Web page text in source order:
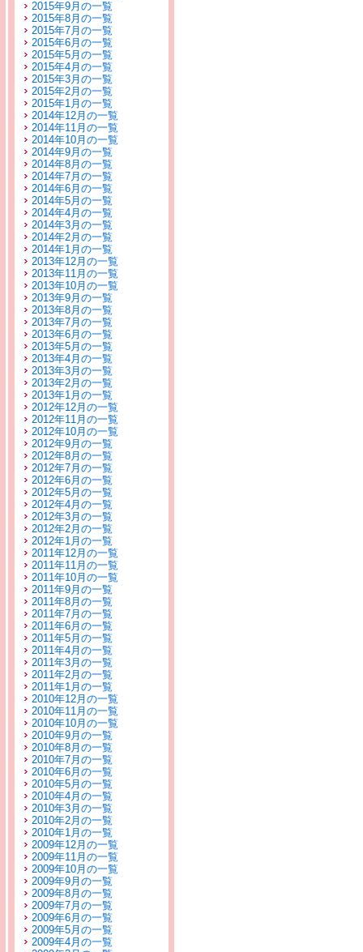
2015年9月の一覧
2015年8月の一覧
2015年7月の一覧
2015年6月の一覧
2015年5月の一覧
2015年4月の一覧
2015年3月の一覧
2015年2月の一覧
2015年1月の一覧
2014年12月の一覧
2014年11月の一覧
2014年10月の一覧
2014年9月の一覧
2014年8月の一覧
2014年7月の一覧
2014年6月の一覧
2014年5月の一覧
2014年4月の一覧
2014年3月の一覧
2014年2月の一覧
2014年1月の一覧
2013年12月の一覧
2013年11月の一覧
2013年10月の一覧
2013年9月の一覧
2013年8月の一覧
2013年7月の一覧
2013年6月の一覧
2013年5月の一覧
2013年4月の一覧
2013年3月の一覧
2013年2月の一覧
2013年1月の一覧
2012年12月の一覧
2012年11月の一覧
2012年10月の一覧
2012年9月の一覧
2012年8月の一覧
2012年7月の一覧
2012年6月の一覧
2012年5月の一覧
2012年4月の一覧
2012年3月の一覧
2012年2月の一覧
2012年1月の一覧
2011年12月の一覧
2011年11月の一覧
2011年10月の一覧
2011年9月の一覧
2011年8月の一覧
2011年7月の一覧
2011年6月の一覧
2011年5月の一覧
2011年4月の一覧
2011年3月の一覧
2011年2月の一覧
2011年1月の一覧
2010年12月の一覧
2010年11月の一覧
2010年10月の一覧
2010年9月の一覧
2010年8月の一覧
2010年7月の一覧
2010年6月の一覧
2010年5月の一覧
2010年4月の一覧
2010年3月の一覧
2010年2月の一覧
2010年1月の一覧
2009年12月の一覧
2009年11月の一覧
2009年10月の一覧
2009年9月の一覧
2009年8月の一覧
2009年7月の一覧
2009年6月の一覧
2009年5月の一覧
2009年4月の一覧